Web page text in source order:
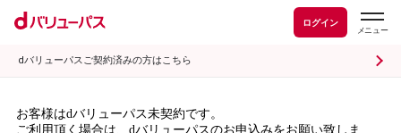
ログイン
dバリューパスご契約済みの方はこちら
お客様はdバリューパス未契約です。
ご利用頂く場合は、dバリューパスのお申込みをお願い致しま